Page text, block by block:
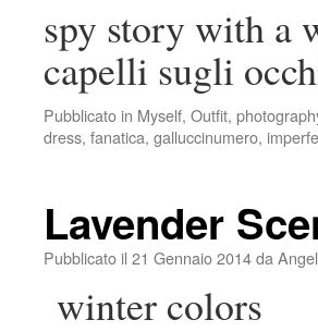
spy story with a
capelli sugli
Pubblicato in Myself, Outfit,
dress, fanatica, galluccinumero,
Lavender
Pubblicato il 21 Gennaio 2014da
winter colors